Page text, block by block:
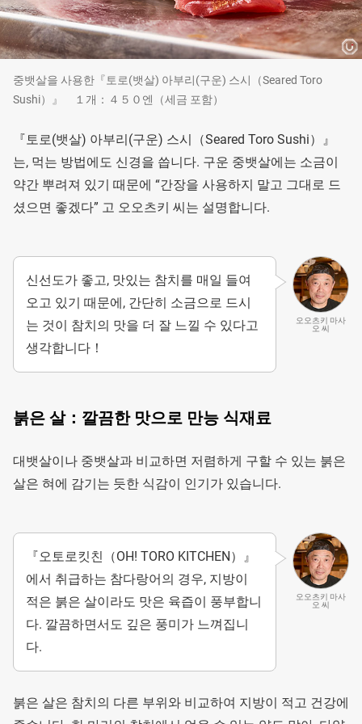
중뱃살을 사용한『토로(뱃살) 아부리(구운) 스시（Seared Toro
Sushi）』 １개：４５０엔（세금 포함）
『토로(뱃살) 아부리(구운) 스시（Seared Toro Sushi）』
는, 먹는 방법에도 신경을 씁니다. 구운 중뱃살에는 소금이
약간 뿌려져 있기 때문에 “간장을 사용하지 말고 그대로 드
셨으면 좋겠다” 고 오오츠키 씨는 설명합니다.
오오츠키 마사
오 씨
신선도가 좋고, 맛있는 참치를 매일 들여
오고 있기 때문에, 간단히 소금으로 드시
는 것이 참치의 맛을 더 잘 느낄 수 있다고
생각합니다！
붉은 살：깔끔한 맛으로 만능 식재료
대뱃살이나 중뱃살과 비교하면 저렴하게 구할 수 있는 붉은
살은 혀에 감기는 듯한 식감이 인기가 있습니다.
오오츠키 마사
오 씨
『오토로킷친（OH! TORO KITCHEN）』
에서 취급하는 참다랑어의 경우, 지방이
적은 붉은 살이라도 맛은 육즙이 풍부합니
다. 깔끔하면서도 깊은 풍미가 느껴집니
다.
붉은 살은 참치의 다른 부위와 비교하여 지방이 적고 건강에